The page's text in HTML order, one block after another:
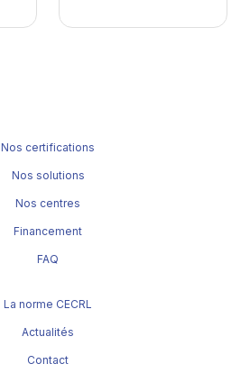
Nos certifications
Nos solutions
Nos centres
Financement
FAQ
La norme CECRL
Actualités
Contact